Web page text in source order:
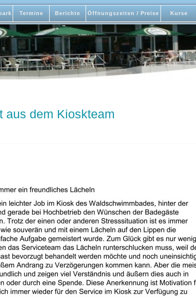
Termine Berichte Öffnungszeiten / Preise Kurse
aus dem Kioskteam